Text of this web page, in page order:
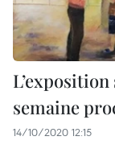
semaine
14/10/2020 12:15